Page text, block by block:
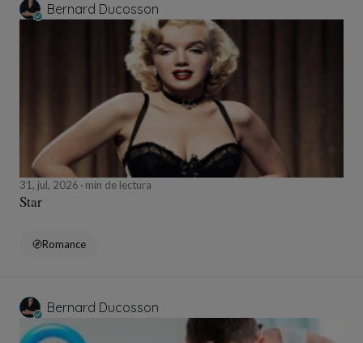
Bernard Ducosson
31, jul, 2026 min de lectura
Star
Romance
Bernard Ducosson